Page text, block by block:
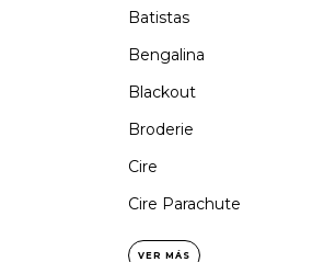
Batistas
Bengalina
Blackout
Broderie
Cire
Cire Parachute
VER MÁS